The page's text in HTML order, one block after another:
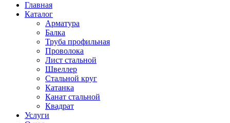
Главная
Каталог
Арматура
Балка
Труба профильная
Проволока
Лист стальной
Швеллер
Стальной круг
Катанка
Канат стальной
Квадрат
Услуги